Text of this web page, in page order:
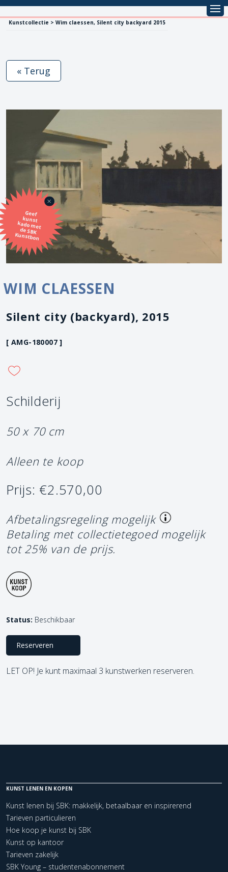
Kunstcollectie > Wim claessen, Silent city backyard 2015
Geef
kunst
kado met
de SBK
Kunstbon
« Terug
WIM CLAESSEN
Silent city (backyard), 2015
[ AMG-180007 ]
Schilderij
50 x 70 cm
Alleen te koop
Prijs: €2.570,00
Afbetalingsregeling mogelijk
Betaling met collectietegoed mogelijk
tot 25% van de prijs.
Status: Beschikbaar
Reserveren
LET OP! Je kunt maximaal 3 kunstwerken reserveren.
KUNST LENEN EN KOPEN
Kunst lenen bij SBK: makkelijk, betaalbaar en inspirerend
Tarieven particulieren
Hoe koop je kunst bij SBK
Kunst op kantoor
Tarieven zakelijk
SBK Young – studentenabonnement